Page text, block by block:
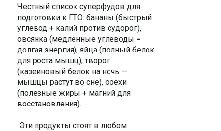
Честный список суперфудов для
подготовки к ГТО: бананы (быстрый
углевод + калий против судорог),
овсянка (медленные углеводы =
долгая энергия), яйца (полный белок
для роста мышц), творог
(казеиновый белок на ночь —
мышцы растут во сне), орехи
(полезные жиры + магний для
восстановления).
Эти продукты стоят в любом